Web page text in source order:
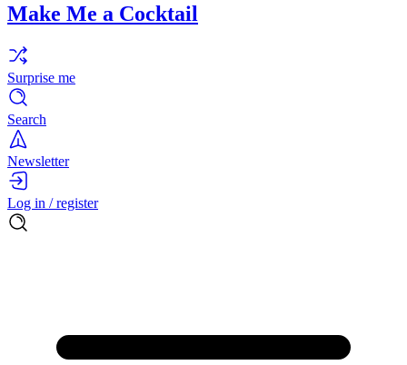
Make Me a Cocktail
Surprise me
Search
Newsletter
Log in / register